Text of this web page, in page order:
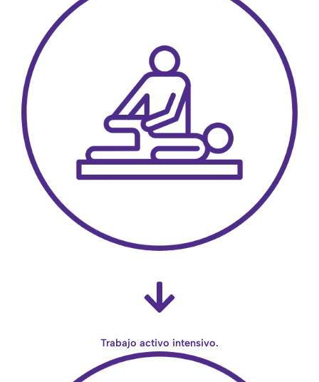
Trabajo activo intensivo.